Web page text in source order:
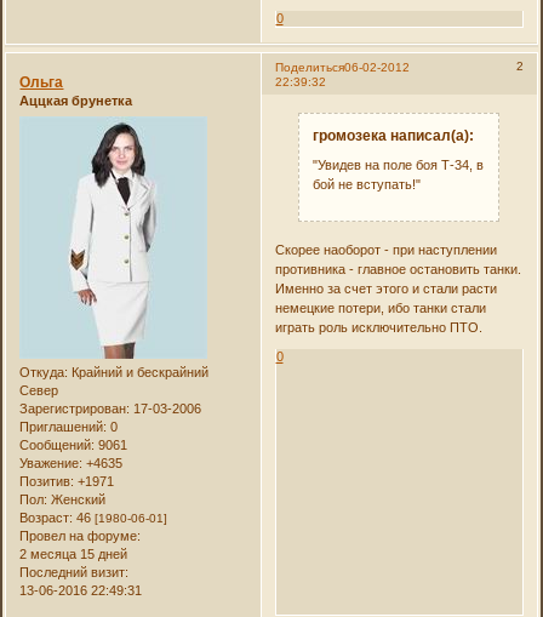
0
Поделиться 2
06-02-2012
22:39:32
Ольга
Аццкая брунетка
Откуда: Крайний и бескрайний
Север
Зарегистрирован: 17-03-2006
Приглашений: 0
Сообщений: 9061
Уважение: +4635
Позитив: +1971
Пол: Женский
Возраст: 46[1980-06-01]
Провел на форуме:
2 месяца 15 дней
Последний визит:
13-06-2016 22:49:31
громозека написал(а):
"Увидев на поле боя Т-34, в
бой не вступать!"
Скорее наоборот - при наступлении
противника - главное остановить танки.
Именно за счет этого и стали расти
немецкие потери, ибо танки стали
играть роль исключительно ПТО.
0